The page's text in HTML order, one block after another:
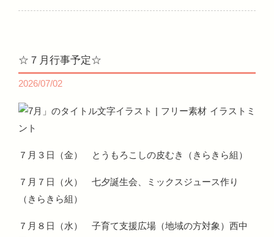
☆７月行事予定☆
2026/07/02
７月３日（金） とうもろこしの皮むき（きらきら組）
７月７日（火） 七夕誕生会、ミックスジュース作り
（きらきら組）
７月８日（水） 子育て支援広場（地域の方対象）西中